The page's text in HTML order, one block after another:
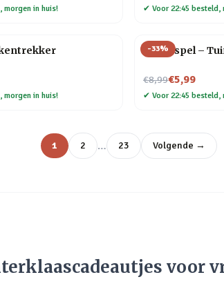
morgen in huis! ✔ Voor 22:45 besteld,
morgen in huis!
-33%
Trivia spel –
€8,99
Nu voor€5,99
✔ Voor 22:45 besteld,
1 2 … 23 Volgende →
voor